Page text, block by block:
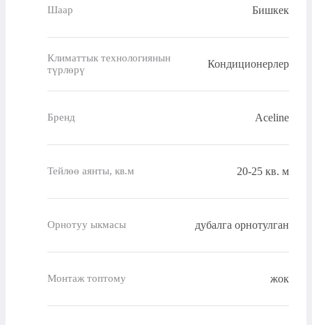
Шаар Бишкек
Климаттык технологиянын
түрлөрү
Кондиционерлер
Бренд Aceline
Тейлөө аянты, кв.м 20-25 кв. м
Орнотуу ыкмасы дубалга орнотулган
Монтаж топтому жок